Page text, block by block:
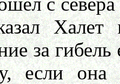
за
если она